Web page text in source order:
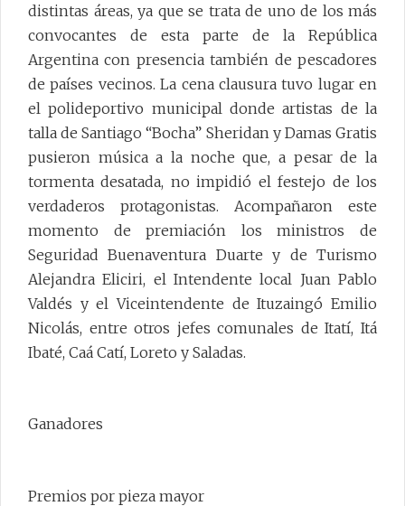
distintas áreas, ya que se trata de uno de los más
convocantes de esta parte de la República
Argentina con presencia también de pescadores
de países vecinos. La cena clausura tuvo lugar en
el polideportivo municipal donde artistas de la
talla de Santiago “Bocha” Sheridan y Damas Gratis
pusieron música a la noche que, a pesar de la
tormenta desatada, no impidió el festejo de los
verdaderos protagonistas. Acompañaron este
momento de premiación los ministros de
Seguridad Buenaventura Duarte y de Turismo
Alejandra Eliciri, el Intendente local Juan Pablo
Valdés y el Viceintendente de Ituzaingó Emilio
Nicolás, entre otros jefes comunales de Itatí, Itá
Ibaté, Caá Catí, Loreto y Saladas.
Ganadores
Premios por pieza mayor